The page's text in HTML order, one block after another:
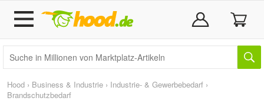
Hood › Business & Industrie › Industrie- & Gewerbebedarf ›
Brandschutzbedarf